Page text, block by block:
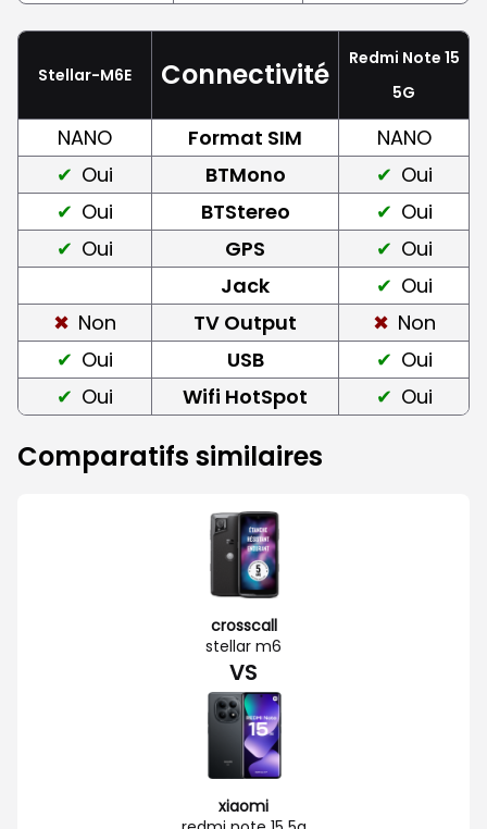
Stellar-M6E Connectivité
Redmi Note 15
5G
NANO Format SIM
NANO
Oui
BTMono
Oui
Oui
BTStereo
Oui
Oui
GPS
Oui
Jack
Oui
Non
TV Output
Non
Oui
USB
Oui
Oui
Wifi HotSpot Oui
Comparatifs similaires
crosscall
stellar m6
VS
xiaomi